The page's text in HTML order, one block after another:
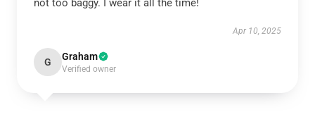
not too baggy. I wear it all the time!
Apr 10, 2025
G Graham
Verified owner